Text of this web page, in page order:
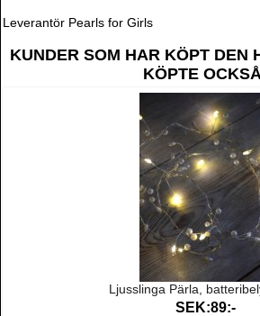
Leverantör Pearls for Girls
KUNDER SOM HAR KÖPT DEN
KÖPTE
Ljusslinga Pärla,
SEK:89:-